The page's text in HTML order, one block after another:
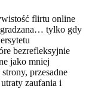
flirtu online
tylko gdy
bezrefleksyjnie
jako mniej
przesadne
zaufania i